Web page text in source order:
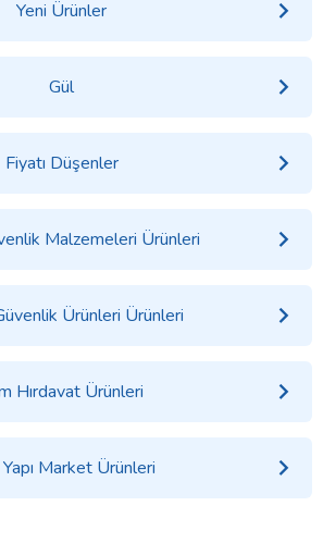
Yeni Ürünler
Gül
Fiyatı Düşenler
Malzemeleri Ürünleri
Ürünleri Ürünleri
Hırdavat Ürünleri
Market Ürünleri